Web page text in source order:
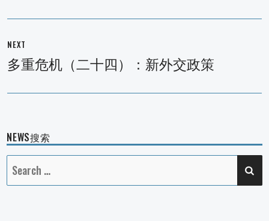
NEXT
Next
多重危机（二十四）：新外交政策
NEWS搜索
Search
for: